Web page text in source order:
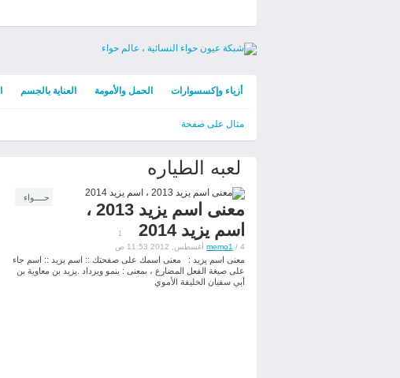
أزياء وإكسسوارات الحمل والأمومة العناية بالجسم
مثال على صفحة
لعبه الطياره
حــــواء
معنى اسم يزيد 2013 ،
اسم يزيد 2014
1
memo1 / 4 أغسطس, 2012 11:53 ص
معنى اسم يزيد : معنى اسمك على صفحتك :: اسم يزيد :: اسم جاء
على صيغة الفعل المضارع ، بمعنى : ينمو ويزداد .يزيد بن معاوية بن
أبي سفيان الخليفة الأموي